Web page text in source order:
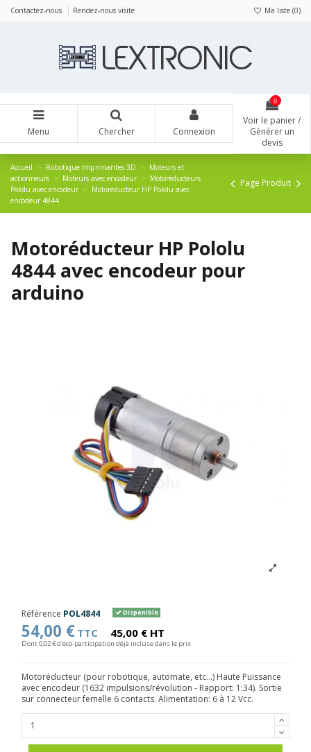
Contactez-nous Rendez-nous visite Ma liste (0)
Menu Chercher Connexion
0
Voir le panier /
Générer un
devis
Accueil Robotique Imprimantes 3D
Moteurs et
actionneurs
Moteurs avec encodeur
Motoréducteurs
Pololu avec encodeur
Motoréducteur HP Pololu avec
encodeur 4844
Page Produit
Motoréducteur HP Pololu
4844 avec encodeur pour
arduino
Référence POL4844 Disponible
54,00 € TTC 45,00 € HT
Dont 0,02 € d'eco-participation déjà incluse dans le prix
Motoréducteur (pour robotique, automate, etc...) Haute Puissance
avec encodeur (1632 impulsions/révolution - Rapport: 1:34). Sortie
sur connecteur femelle 6 contacts. Alimentation: 6 à 12 Vcc.
Panneau de gestion des cookies